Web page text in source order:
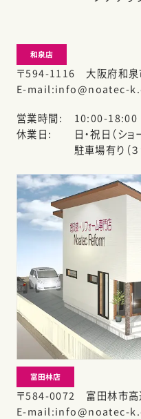
和泉店
〒594-1116 大阪府和泉
E-mail info@noatec-
営業時間
10:00-18:00
休業日
日・祝日（シ
駐車場有り（
富田林店
〒584-0072 富田林市高
E-mail info@noatec-